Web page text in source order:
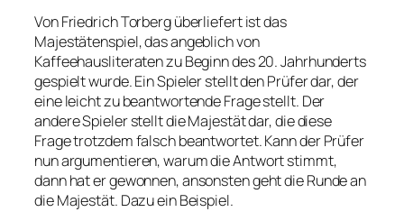
Von Friedrich Torberg überliefert ist das
Majestätenspiel, das angeblich von
Kaffeehausliteraten zu Beginn des 20. Jahrhunderts
gespielt wurde. Ein Spieler stellt den Prüfer dar, der
eine leicht zu beantwortende Frage stellt. Der
andere Spieler stellt die Majestät dar, die diese
Frage trotzdem falsch beantwortet. Kann der Prüfer
nun argumentieren, warum die Antwort stimmt,
dann hat er gewonnen, ansonsten geht die Runde an
die Majestät. Dazu ein Beispiel.